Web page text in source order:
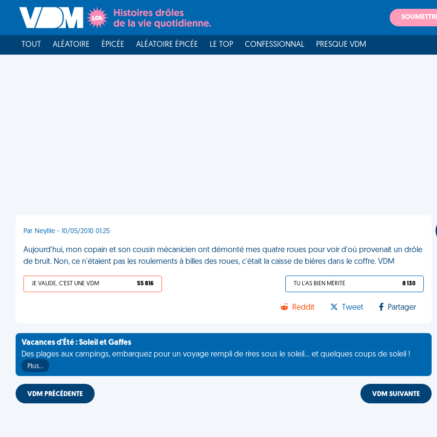
TOUT ALÉATOIRE ÉPICÉE ALÉATOIRE ÉPICÉE LE TOP CONFESSIONNAL PRESQUE VDM
Par Neyllie - 10/05/2010 01:25
Aujourd'hui, mon copain et son cousin mécanicien ont démonté mes quatre roues pour voir d'où provenait un drôle
de bruit. Non, ce n'étaient pas les roulements à billes des roues, c'était la caisse de bières dans le coffre. VDM
JE VALIDE, C'EST UNE VDM 55 816 TU L'AS BIEN MÉRITÉ 8 130
Reddit Tweet Partager
Vacances d'Été : Soleil et Gaffes
Des plages aux campings, embarquez pour un voyage rempli de rires sous le soleil... et quelques coups de soleil !
Plus…
VDM PRÉCÉDENTE VDM SUIVANTE